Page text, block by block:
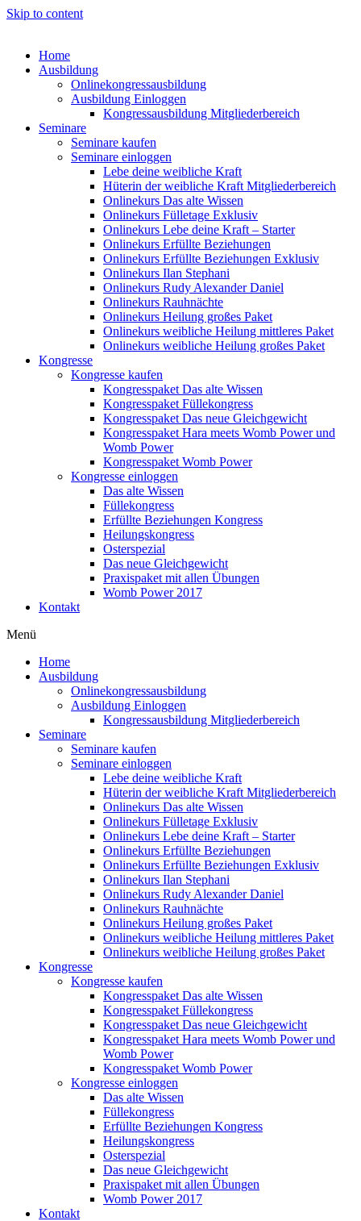
Skip to content
Home
Ausbildung
Onlinekongressausbildung
Ausbildung Einloggen
Kongressausbildung Mitgliederbereich
Seminare
Seminare kaufen
Seminare einloggen
Lebe deine weibliche Kraft
Hüterin der weibliche Kraft Mitgliederbereich
Onlinekurs Das alte Wissen
Onlinekurs Fülletage Exklusiv
Onlinekurs Lebe deine Kraft – Starter
Onlinekurs Erfüllte Beziehungen
Onlinekurs Erfüllte Beziehungen Exklusiv
Onlinekurs Ilan Stephani
Onlinekurs Rudy Alexander Daniel
Onlinekurs Rauhnächte
Onlinekurs Heilung großes Paket
Onlinekurs weibliche Heilung mittleres Paket
Onlinekurs weibliche Heilung großes Paket
Kongresse
Kongresse kaufen
Kongresspaket Das alte Wissen
Kongresspaket Füllekongress
Kongresspaket Das neue Gleichgewicht
Kongresspaket Hara meets Womb Power und
Womb Power
Kongresspaket Womb Power
Kongresse einloggen
Das alte Wissen
Füllekongress
Erfüllte Beziehungen Kongress
Heilungskongress
Osterspezial
Das neue Gleichgewicht
Praxispaket mit allen Übungen
Womb Power 2017
Kontakt
Menü
Home
Ausbildung
Onlinekongressausbildung
Ausbildung Einloggen
Kongressausbildung Mitgliederbereich
Seminare
Seminare kaufen
Seminare einloggen
Lebe deine weibliche Kraft
Hüterin der weibliche Kraft Mitgliederbereich
Onlinekurs Das alte Wissen
Onlinekurs Fülletage Exklusiv
Onlinekurs Lebe deine Kraft – Starter
Onlinekurs Erfüllte Beziehungen
Onlinekurs Erfüllte Beziehungen Exklusiv
Onlinekurs Ilan Stephani
Onlinekurs Rudy Alexander Daniel
Onlinekurs Rauhnächte
Onlinekurs Heilung großes Paket
Onlinekurs weibliche Heilung mittleres Paket
Onlinekurs weibliche Heilung großes Paket
Kongresse
Kongresse kaufen
Kongresspaket Das alte Wissen
Kongresspaket Füllekongress
Kongresspaket Das neue Gleichgewicht
Kongresspaket Hara meets Womb Power und
Womb Power
Kongresspaket Womb Power
Kongresse einloggen
Das alte Wissen
Füllekongress
Erfüllte Beziehungen Kongress
Heilungskongress
Osterspezial
Das neue Gleichgewicht
Praxispaket mit allen Übungen
Womb Power 2017
Kontakt